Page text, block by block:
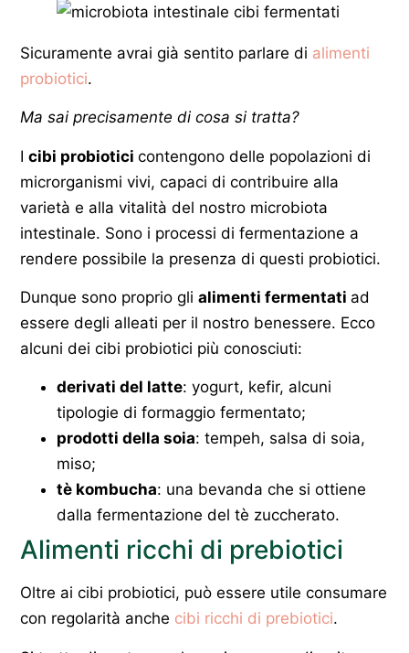
Sicuramente avrai già sentito parlare di alimenti
probiotici.
Ma sai precisamente di cosa si tratta?
I cibi probiotici contengono delle popolazioni di
microrganismi vivi, capaci di contribuire alla
varietà e alla vitalità del nostro microbiota
intestinale. Sono i processi di fermentazione a
rendere possibile la presenza di questi probiotici.
Dunque sono proprio gli alimenti fermentati ad
essere degli alleati per il nostro benessere. Ecco
alcuni dei cibi probiotici più conosciuti:
derivati del latte: yogurt, kefir, alcuni
tipologie di formaggio fermentato;
prodotti della soia: tempeh, salsa di soia,
miso;
tè kombucha: una bevanda che si ottiene
dalla fermentazione del tè zuccherato.
Alimenti ricchi di prebiotici
Oltre ai cibi probiotici, può essere utile consumare
con regolarità anche cibi ricchi di prebiotici.